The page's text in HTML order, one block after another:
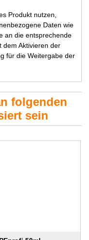
Produkt nutzen,
Daten wie
an die entsprechende
dem Aktivieren der
für die Weitergabe der
folgenden
sein